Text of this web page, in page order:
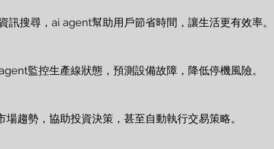
訊搜尋，ai agent幫助用戶節省時間，讓生活更有效率。
監控生產線狀態，預測設備故障，降低停機風險。
趨勢，協助投資決策，甚至自動執行交易策略。